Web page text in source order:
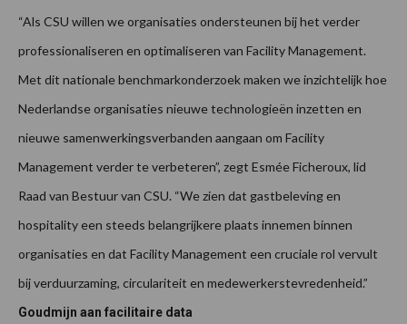
“Als CSU willen we organisaties ondersteunen bij het verder
professionaliseren en optimaliseren van Facility Management.
Met dit nationale benchmarkonderzoek maken we inzichtelijk hoe
Nederlandse organisaties nieuwe technologieën inzetten en
nieuwe samenwerkingsverbanden aangaan om Facility
Management verder te verbeteren”, zegt Esmée Ficheroux, lid
Raad van Bestuur van CSU. “We zien dat gastbeleving en
hospitality een steeds belangrijkere plaats innemen binnen
organisaties en dat Facility Management een cruciale rol vervult
bij verduurzaming, circulariteit en medewerkerstevredenheid.”
Goudmijn aan facilitaire data